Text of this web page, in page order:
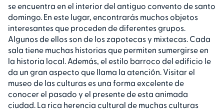
se encuentra en el interior del antiguo convento de santo
domingo. En este lugar, encontrarás muchos objetos
interesantes que proceden de diferentes grupos.
Algunos de ellos son de los zapotecas y mixtecas. Cada
sala tiene muchas historias que permiten sumergirse en
la historia local. Además, el estilo barroco del edificio le
da un gran aspecto que llama la atención. Visitar el
museo de las culturas es una forma excelente de
conocer el pasado y el presente de esta animada
ciudad. La rica herencia cultural de muchas culturas